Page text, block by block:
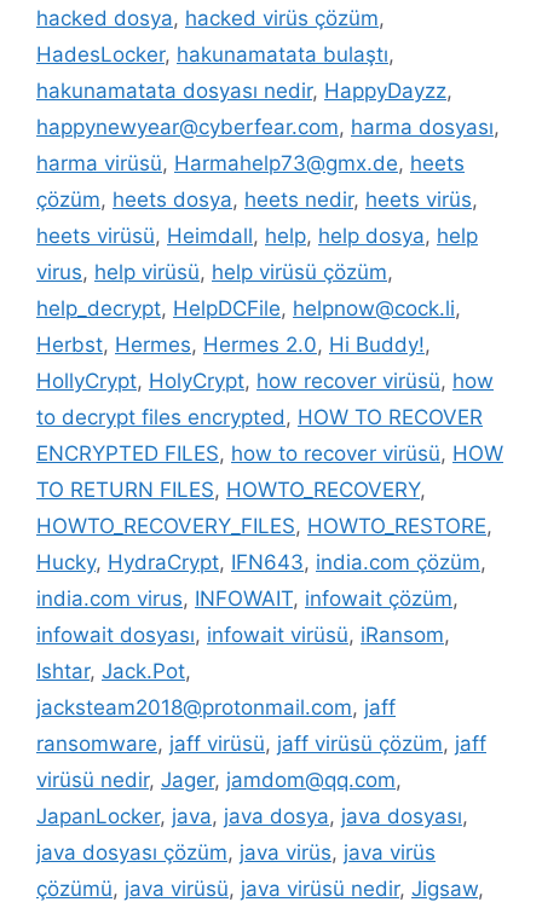
hacked dosya, hacked virüs çözüm,
HadesLocker, hakunamatata bulaştı,
hakunamatata dosyası nedir, HappyDayzz,
happynewyear@cyberfear.com, harma dosyası,
harma virüsü, Harmahelp73@gmx.de, heets
çözüm, heets dosya, heets nedir, heets virüs,
heets virüsü, Heimdall, help, help dosya, help
virus, help virüsü, help virüsü çözüm,
help_decrypt, HelpDCFile, helpnow@cock.li,
Herbst, Hermes, Hermes 2.0, Hi Buddy!,
HollyCrypt, HolyCrypt, how recover virüsü, how
to decrypt files encrypted, HOW TO RECOVER
ENCRYPTED FILES, how to recover virüsü, HOW
TO RETURN FILES, HOWTO_RECOVERY,
HOWTO_RECOVERY_FILES, HOWTO_RESTORE,
Hucky, HydraCrypt, IFN643, india.com çözüm,
india.com virus, INFOWAIT, infowait çözüm,
infowait dosyası, infowait virüsü, iRansom,
Ishtar, Jack.Pot,
jacksteam2018@protonmail.com, jaff
ransomware, jaff virüsü, jaff virüsü çözüm, jaff
virüsü nedir, Jager, jamdom@qq.com,
JapanLocker, java, java dosya, java dosyası,
java dosyası çözüm, java virüs, java virüs
çözümü, java virüsü, java virüsü nedir, Jigsaw,